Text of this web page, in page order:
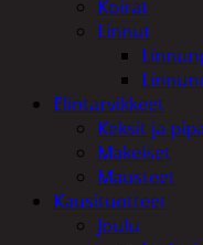
Koirat
Linnut
Elintarvikkeet
Keksit ja
Makeiset
Mausteet
Kausituotteet
Joulu